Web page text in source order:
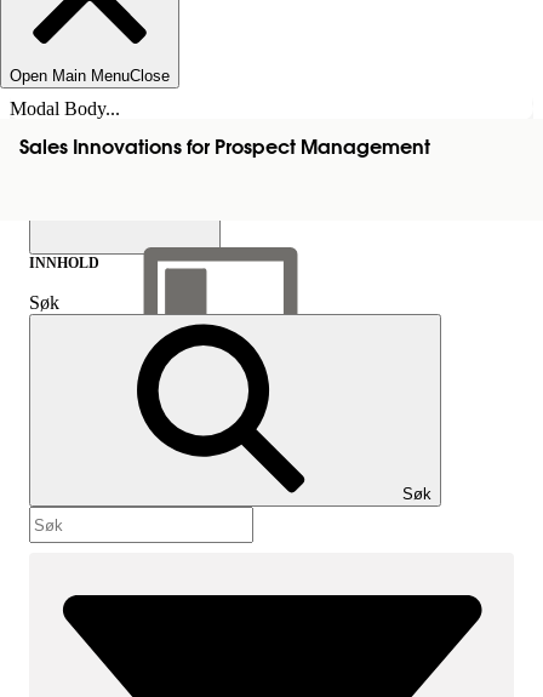
Open Main MenuClose
Modal Body...
Sales Innovations for Prospect Management
Vis innholdsfortegnelse
Innhold
INNHOLD
Søk
Søk